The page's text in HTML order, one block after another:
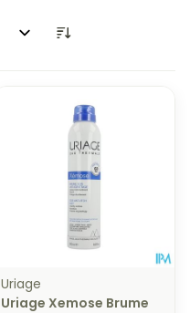
Uriage
Uriage Xemose Brume